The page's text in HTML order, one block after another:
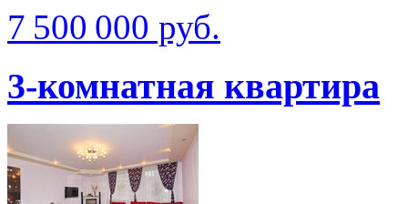
7 500 000 руб.
3-комнатная квартира